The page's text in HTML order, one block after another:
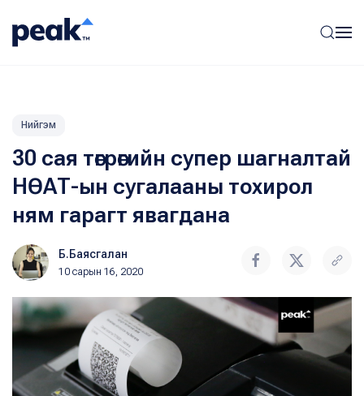
Нийгэм
30 сая төгрөгийн супер шагналтай
НӨАТ-ын сугалааны тохирол
ням гарагт явагдана
Б.Баясгалан
10 сарын 16, 2020